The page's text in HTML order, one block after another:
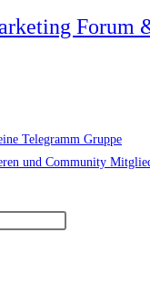
Forum
Telegramm Gruppe
und Community